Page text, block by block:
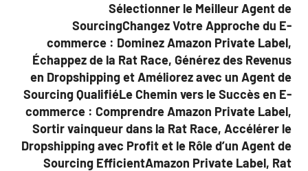
Sélectionner le Meilleur Agent de
SourcingChangez Votre Approche du E-
commerce : Dominez Amazon Private Label,
Échappez de la Rat Race, Générez des Revenus
en Dropshipping et Améliorez avec un Agent de
Sourcing QualifiéLe Chemin vers le Succès en E-
commerce : Comprendre Amazon Private Label,
Sortir vainqueur dans la Rat Race, Accélérer le
Dropshipping avec Profit et le Rôle d’un Agent de
Sourcing EfficientAmazon Private Label, Rat